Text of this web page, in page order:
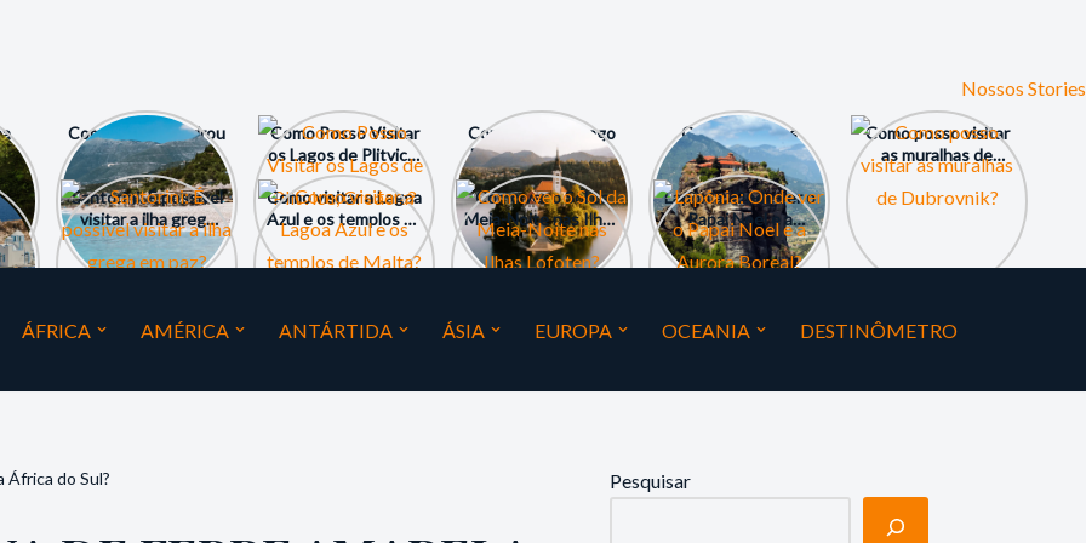
Nossos Stories
Como a Albânia virou
as “Maldivas da
Europa”?
Como Posso Visitar
os Lagos de Plitvice,
Croácia?
Como visitar o Lago
Bled e as Cavernas
da Eslovênia?
Como visitar os
Mosteiros de
Meteora na Grécia?
Como posso visitar
as muralhas de
Dubrovnik?
e
Santorini: É possível
visitar a ilha grega
em paz?
Como visitar a Lagoa
Azul e os templos de
Malta?
Como ver o Sol da
Meia-Noite nas Ilhas
Lofoten?
Lapônia: Onde ver o
Papai Noel e a
Aurora Boreal?
ÁFRICA AMÉRICA ANTÁRTIDA ÁSIA EUROPA OCEANIA DESTINÔMETRO
África do Sul? Pesquisar